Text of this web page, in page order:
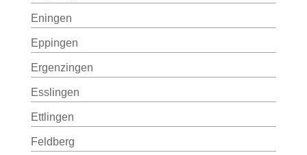
Eningen
Eppingen
Ergenzingen
Esslingen
Ettlingen
Feldberg